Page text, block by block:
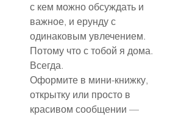
с кем можно обсуждать и
важное, и ерунду с
одинаковым увлечением.
Потому что с тобой я дома.
Всегда.
Оформите в мини-книжку,
открытку или просто в
красивом сообщении —